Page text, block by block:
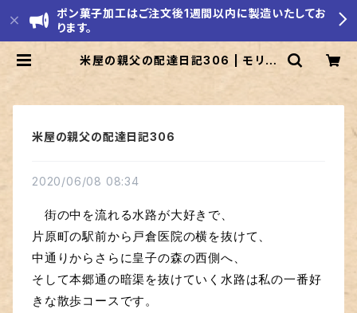
ポン菓子加工はご注文後1週間以内に製造いたしてお
ります。
米屋の親父の配達日記306 | モリエ
米屋の親父の配達日記306
2020/06/08 08:34
街の中を流れる水路が大好きで、
片原町の駅前から戸倉医院の横を抜けて、
中通りからさらに皇子の森の西側へ、
そして本郷通の暗渠を抜けていく水路は私の一番好
きな散歩コースです。